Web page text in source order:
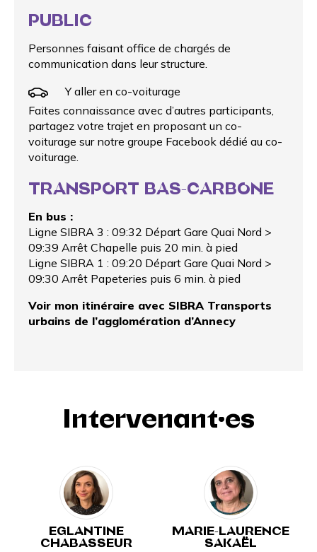
PUBLIC
Personnes faisant office de chargés de
communication dans leur structure.
Y aller en co-voiturage
Faites connaissance avec d’autres participants,
partagez votre trajet en proposant un co-
voiturage sur notre groupe Facebook dédié au co-
voiturage.
TRANSPORT BAS-CARBONE
En bus :
Ligne SIBRA 3 : 09:32 Départ Gare Quai Nord >
09:39 Arrêt Chapelle puis 20 min. à pied
Ligne SIBRA 1 : 09:20 Départ Gare Quai Nord >
09:30 Arrêt Papeteries puis 6 min. à pied
Voir mon itinéraire avec SIBRA Transports
urbains de l’agglomération d’Annecy
Intervenant·es
EGLANTINE
CHABASSEUR
MARIE-LAURENCE
SAKAËL